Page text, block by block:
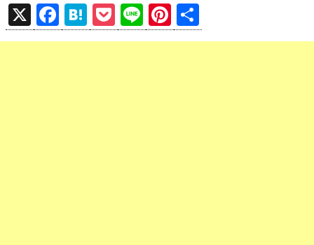
X
F
a
H
at
P
o
Li
n
Pi
nt 有